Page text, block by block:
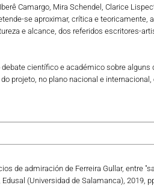
Camargo, Mira Schendel, Clarice
se aproximar, crítica e teoricamente,
e alcance, dos referidos escritores-
científico e académico sobre
projeto, no plano nacional e
de admiración de Ferreira Gullar, entre
(Universidad de Salamanca), 2019,